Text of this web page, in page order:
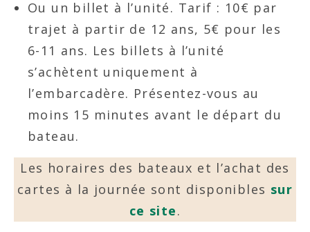
Ou un billet à l’unité. Tarif : 10€ par
trajet à partir de 12 ans, 5€ pour les
6-11 ans. Les billets à l’unité
s’achètent uniquement à
l’embarcadère. Présentez-vous au
moins 15 minutes avant le départ du
bateau.
Les horaires des bateaux et l’achat des
cartes à la journée sont disponibles sur
ce site.